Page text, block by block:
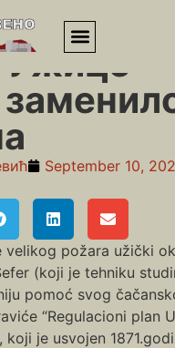
сокаке заменило
Ужице
September 10,
velikog požara užički
(koji je tehniku
pomoć svog
“Regulacioni plan
je usvojen